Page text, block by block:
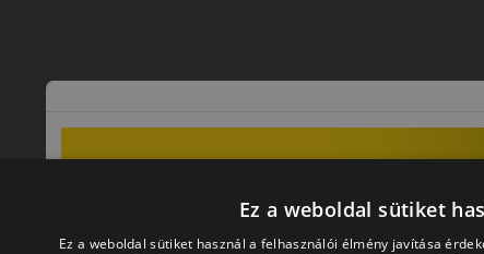
Ez a weboldal sütiket
Ez a weboldal sütiket használ a felhasználói élmény javítása